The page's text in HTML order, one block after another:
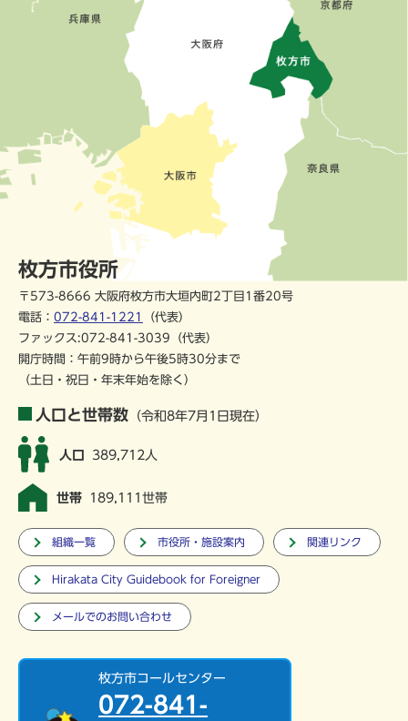
枚方市役所
〒573-8666 大阪府枚方市大垣内町2丁目1番20号
電話： 072-841-1221
（代表）
ファックス:072-841-3039（代表）
開庁時間：午前9時から午後5時30分まで
（土日・祝日・年末年始を除く）
人口と世帯数 （令和8年7月1日現在）
人口 389,712人
世帯 189,111世帯
組織一覧 市役所・施設案内 関連リンク
Hirakata City Guidebook for Foreigner
メールでのお問い合わせ
枚方市コールセンター
072-841-